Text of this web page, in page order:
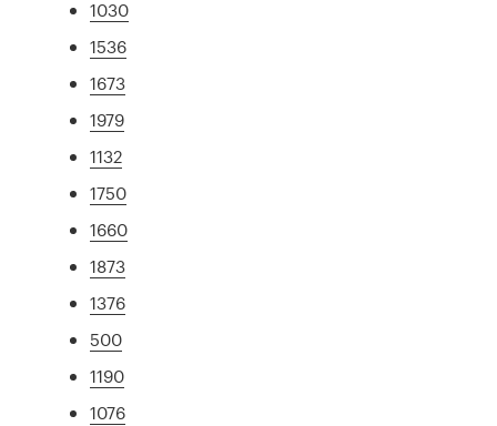
1030
1536
1673
1979
1132
1750
1660
1873
1376
500
1190
1076